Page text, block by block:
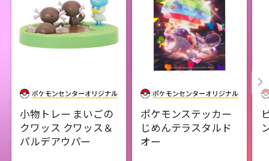
小物トレー まいごの
クワッス クワッス＆
パルデアウパー
ポケモンステッカー
じめんテラスタルド
オー